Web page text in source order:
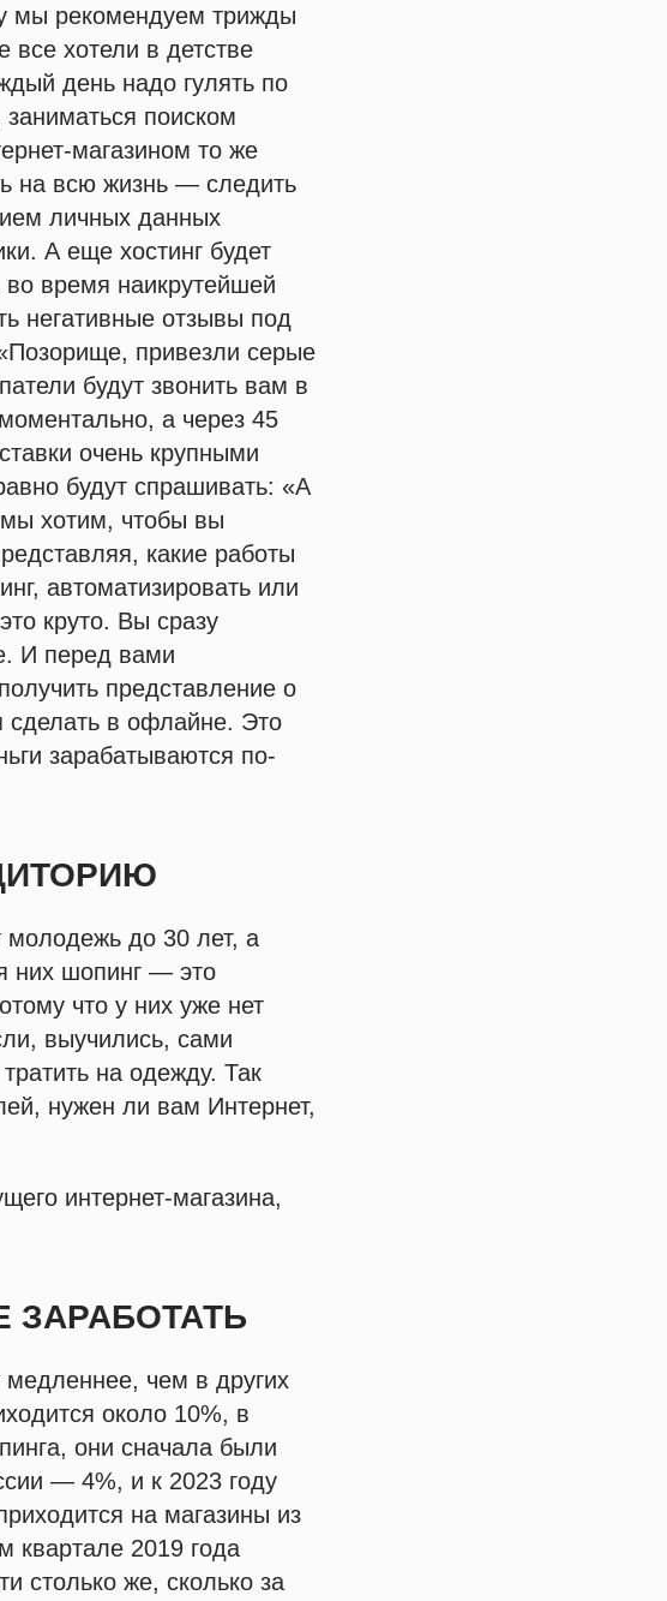
мы рекомендуем трижды
все хотели в детстве
день надо гулять по
поиском
магазином то же
на всю жизнь — следить
личных данных
А еще хостинг будет
время наикрутейшей
негативные отзывы под
привезли серые
будут звонить вам в
а через 45
очень крупными
будут спрашивать: «А
хотим, чтобы вы
какие работы
автоматизировать или
круто. Вы сразу
И перед вами
представление о
сделать в офлайне. Это
зарабатываются по-
молодежь до 30 лет, а
них шопинг — это
что у них уже нет
выучились, сами
на одежду. Так
нужен ли вам Интернет,
интернет-магазина,
ЗАРАБОТАТЬ
чем в других
около 10%, в
они сначала были
— 4%, и к 2023 году
на магазины из
квартале 2019 года
столько же, сколько за